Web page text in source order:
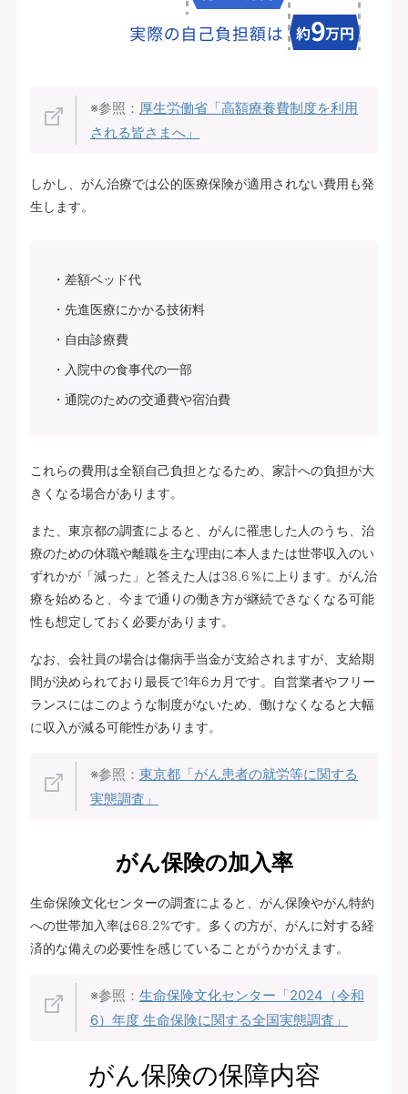
※参照： 厚生労働省「高額療養費制度を利用
される皆さまへ」
しかし、がん治療では公的医療保険が適用されない費用も発
生します。
差額ベッド代
先進医療にかかる技術料
自由診療費
入院中の食事代の一部
通院のための交通費や宿泊費
これらの費用は全額自己負担となるため、家計への負担が大
きくなる場合があります。
また、東京都の調査によると、がんに罹患した人のうち、治
療のための休職や離職を主な理由に本人または世帯収入のい
ずれかが「減った」と答えた人は38.6％に上ります。がん治
療を始めると、今まで通りの働き方が継続できなくなる可能
性も想定しておく必要があります。
なお、会社員の場合は傷病手当金が支給されますが、支給期
間が決められており最長で1年6カ月です。自営業者やフリー
ランスにはこのような制度がないため、働けなくなると大幅
に収入が減る可能性があります。
※参照： 東京都「がん患者の就労等に関する
実態調査」
がん保険の加入率
生命保険文化センターの調査によると、がん保険やがん特約
への世帯加入率は68.2%です。多くの方が、がんに対する経
済的な備えの必要性を感じていることがうかがえます。
※参照： 生命保険文化センター「2024（令和
6）年度 生命保険に関する全国実態調査」
がん保険の保障内容